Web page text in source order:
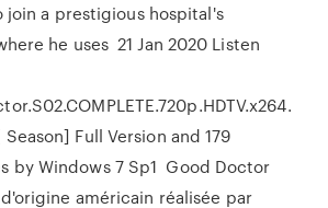
a prestigious hospital's
he uses 21 Jan 2020 Listen
Full Version and 179
by Windows 7 Sp1 Good Doctor
américain réalisée par